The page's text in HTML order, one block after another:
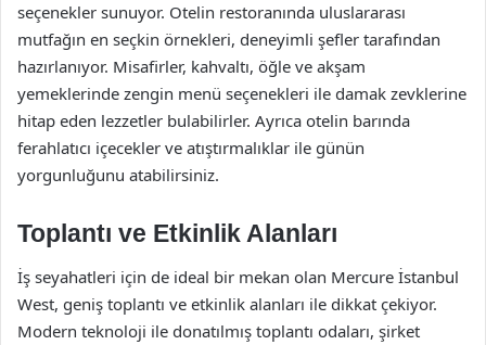
seçenekler sunuyor. Otelin restoranında uluslararası
mutfağın en seçkin örnekleri, deneyimli şefler tarafından
hazırlanıyor. Misafirler, kahvaltı, öğle ve akşam
yemeklerinde zengin menü seçenekleri ile damak zevklerine
hitap eden lezzetler bulabilirler. Ayrıca otelin barında
ferahlatıcı içecekler ve atıştırmalıklar ile günün
yorgunluğunu atabilirsiniz.
Toplantı ve Etkinlik Alanları
İş seyahatleri için de ideal bir mekan olan Mercure İstanbul
West, geniş toplantı ve etkinlik alanları ile dikkat çekiyor.
Modern teknoloji ile donatılmış toplantı odaları, şirket